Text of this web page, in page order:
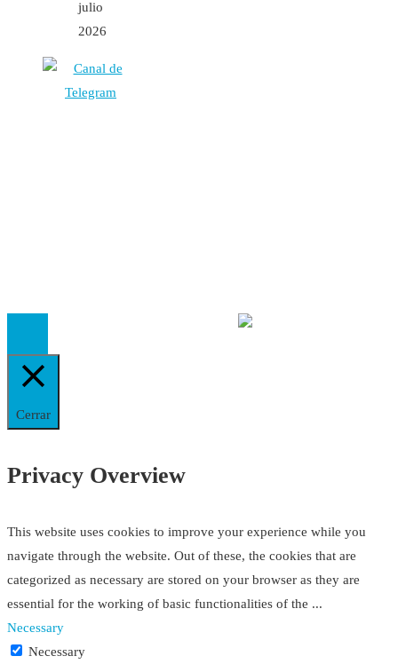
julio
2026
Cerrar
Privacy Overview
This website uses cookies to improve your experience while you
navigate through the website. Out of these, the cookies that are
categorized as necessary are stored on your browser as they are
essential for the working of basic functionalities of the ...
Necessary
Necessary